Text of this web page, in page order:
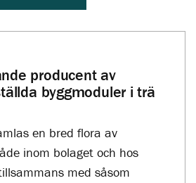
producent av
byggmoduler i trä
en bred flora av
inom bolaget och hos
med såsom